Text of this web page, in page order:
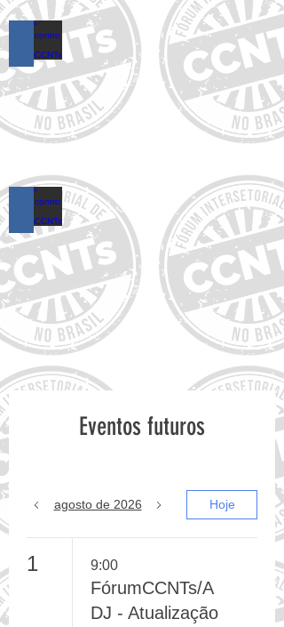
17º Encontro do FórumCCNTs
16º Encontro do FórumCCNTs
agosto de 2026 Hoje